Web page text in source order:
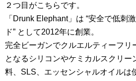
２つ目がこちらです。
「Drunk Elephant」は “安全で低刺
ド” として2012年に創業。
完全ビーガンでクルエルティーフリ
となるシリコンやケミカルスクリー
料、SLS、エッセンシャルオイルは